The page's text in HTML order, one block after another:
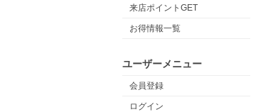
来店ポイントGET
お得情報一覧
ユーザーメニュー
会員登録
ログイン